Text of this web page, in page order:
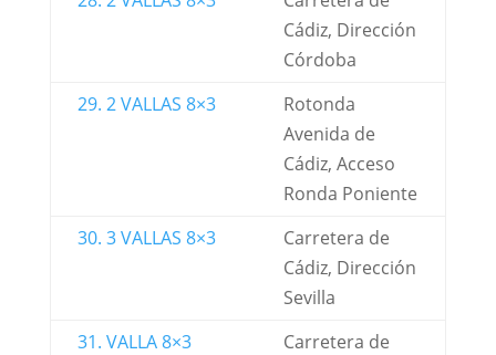
Cádiz, Dirección
Córdoba
29. 2 VALLAS 8×3
Rotonda
Avenida de
Cádiz, Acceso
Ronda Poniente
30. 3 VALLAS 8×3
Carretera de
Cádiz, Dirección
Sevilla
31. VALLA 8×3
Carretera de